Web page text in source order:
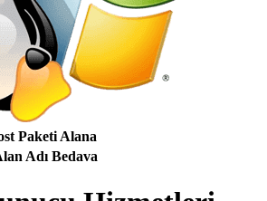
Paketi Alana
Adı Bedava